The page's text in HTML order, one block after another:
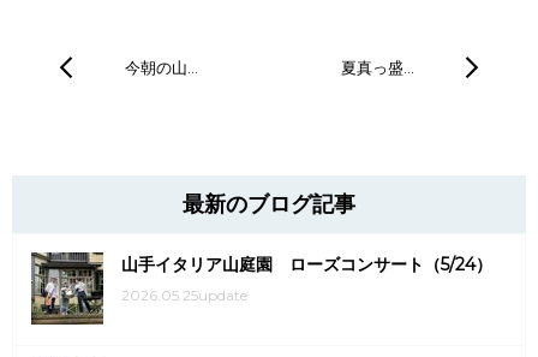
今朝の山… 夏真っ盛…
最新のブログ記事
山手イタリア山庭園 ローズコンサート（5/24）
2026.05.25update